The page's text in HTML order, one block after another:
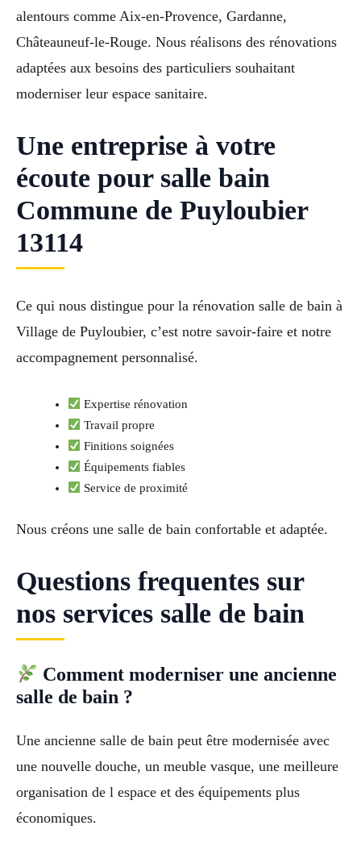
alentours comme Aix-en-Provence, Gardanne,
Châteauneuf-le-Rouge. Nous réalisons des rénovations
adaptées aux besoins des particuliers souhaitant
moderniser leur espace sanitaire.
Une entreprise à votre
écoute pour salle bain
Commune de Puyloubier
13114
Ce qui nous distingue pour la rénovation salle de bain à
Village de Puyloubier, c’est notre savoir-faire et notre
accompagnement personnalisé.
Expertise rénovation
Travail propre
Finitions soignées
Équipements fiables
Service de proximité
Nous créons une salle de bain confortable et adaptée.
Questions frequentes sur
nos services salle de bain
Comment moderniser une ancienne
salle de bain ?
Une ancienne salle de bain peut être modernisée avec
une nouvelle douche, un meuble vasque, une meilleure
organisation de l espace et des équipements plus
économiques.